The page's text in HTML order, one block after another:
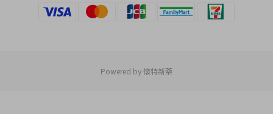
Powered by 懷特新藥